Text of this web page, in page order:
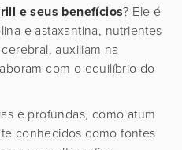
e seus benefícios? Ele é
e astaxantina, nutrientes
auxiliam na
com o equilíbrio do
e profundas, como atum
conhecidos como fontes